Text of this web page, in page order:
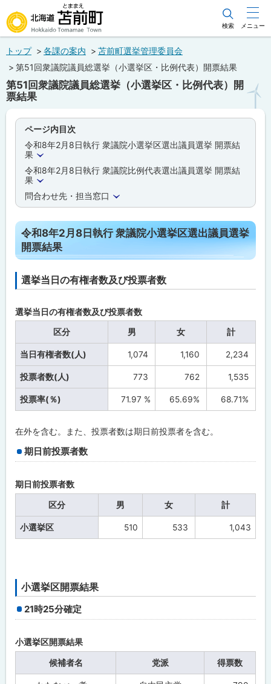
文
メ
ュ
ー
北海道苫前町
Hokkaido Tomamae Town
検索 メニュー
トップ 各課の案内
苫前町選挙管理委員会
第51回衆議院議員総選挙（小選挙区・比例代表）開票結果
第51回衆議院議員総選挙（小選挙区・比例代表）開
票結果
ページ内目次
令和8年2月8日執行 衆議院小選挙区選出議員選挙 開票結
果
令和8年2月8日執行 衆議院比例代表選出議員選挙 開票結
果
問合わせ先・担当窓口
令和8年2月8日執行 衆議院小選挙区選出議員選挙
開票結果
選挙当日の有権者数及び投票者数
選挙当日の有権者数及び投票者数
区分 男 女 計
当日有権者数(人) 1,074 1,160 2,234
投票者数(人) 773 762 1,535
投票率(％) 71.97 % 65.69% 68.71%
在外を含む。また、投票者数は期日前投票者を含む。
期日前投票者数
期日前投票者数
区分 男 女 計
小選挙区 510 533 1,043
小選挙区開票結果
21時25分確定
小選挙区開票結果
候補者名 党派 得票数